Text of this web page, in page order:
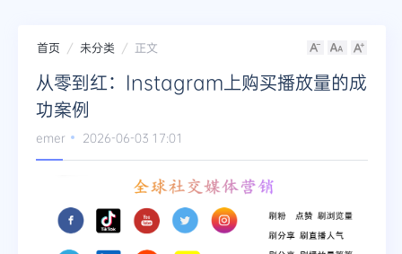
Twitter
首页 未分类 正文
从零到红：Instagram上购买播放量的成
功案例
emer 2026-06-03 17:01